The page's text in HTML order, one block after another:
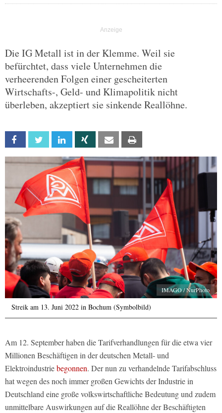
Die IG Metall ist in der Klemme. Weil sie
befürchtet, dass viele Unternehmen die
verheerenden Folgen einer gescheiterten
Wirtschafts-, Geld- und Klimapolitik nicht
überleben, akzeptiert sie sinkende Reallöhne.
Facebook Twitter Linkedin Xing Email
IMAGO / NurPhoto
Streik am 13. Juni 2022 in Bochum (Symbolbild)
Am 12. September haben die Tarifverhandlungen für die etwa vier
Millionen Beschäftigen in der deutschen Metall- und
Elektroindustriebegonnen. Der nun zu verhandelnde Tarifabschluss
hat wegen des noch immer großen Gewichts der Industrie in
Deutschland eine große volkswirtschaftliche Bedeutung und zudem
unmittelbare Auswirkungen auf die Reallöhne der Beschäftigten